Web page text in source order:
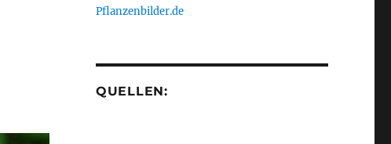
Pflanzenbilder.de
QUELLEN: